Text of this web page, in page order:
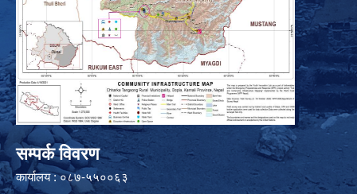
सम्पर्क विवरण
कार्यालय : ०८७-५५००६३